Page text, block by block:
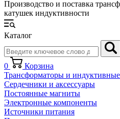
Производство и поставка
катушек индуктивности
Каталог
0
Корзина
Трансформаторы и
Сердечники и аксессуары
Постоянные магниты
Электронные компоненты
Источники питания